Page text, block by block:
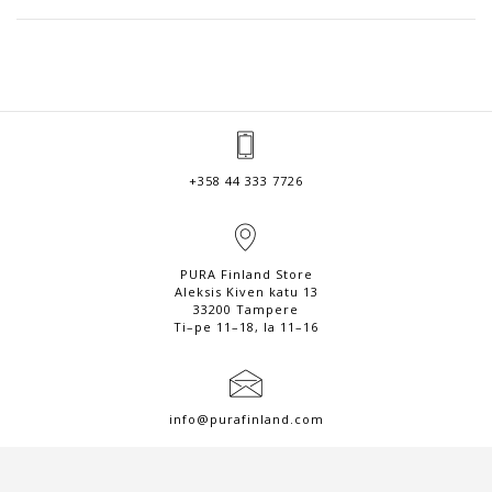
129,00 €.51,60 €.
+358 44 333 7726
PURA Finland Store
Aleksis Kiven katu 13
33200 Tampere
Ti–pe 11–18, la 11–16
info@purafinland.com